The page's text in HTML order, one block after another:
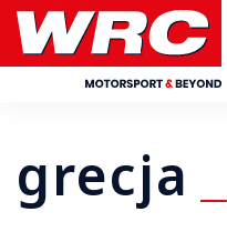
grecja